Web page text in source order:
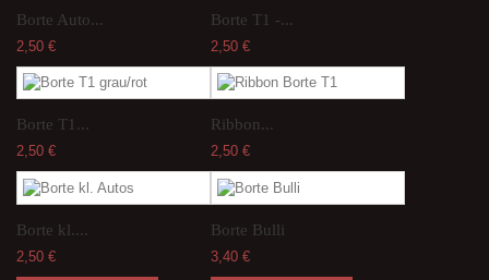
Borte Auto...
2,50 €
Borte T1 -...
2,50 €
Borte T1...
2,50 €
Ribbon...
2,50 €
Borte kl....
2,50 €
Borte Bulli
3,40 €